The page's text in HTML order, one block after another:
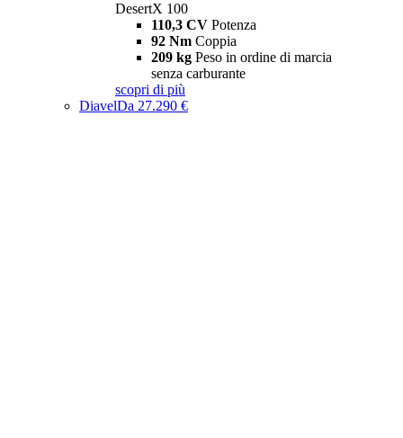
DesertX 100
110,3 CV Potenza
92 Nm Coppia
209 kg Peso in ordine di marcia
senza carburante
scopri di più
DiavelDa 27.290 €